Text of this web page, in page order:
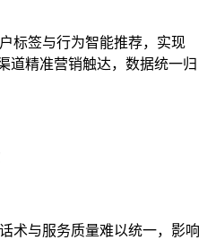
标签与行为智能推荐，实现
道精准营销触达，数据统一归
术与服务质量难以统一，影响